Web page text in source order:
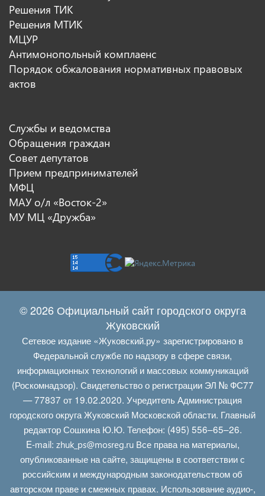
Решения ТИК
Решения МТИК
МЦУР
Антимонопольный комплаенс
Порядок обжалования нормативных правовых
актов
Службы и ведомства
Обращения граждан
Совет депутатов
Прием предпринимателей
МФЦ
МАУ о/л «Восток-2»
МУ МЦ «Дружба»
© 2026 Официальный сайт городского округа
Жуковский
Сетевое издание «Жуковский.ру» зарегистрировано в
Федеральной службе по надзору в сфере связи,
информационных технологий и массовых коммуникаций
(Роскомнадзор). Свидетельство о регистрации ЭЛ № ФС77
— 77837 от 19.02.2020. Учредитель Администрация
городского округа Жуковский Московской области. Главный
редактор Сошкина Ю.Ю. Телефон: (495) 556–65–26.
E‑mail: zhuk_ps@mosreg.ruВсе права на материалы,
опубликованные на сайте, защищены в соответствии с
российским и международным законодательством об
авторском праве и смежных правах. Использование аудио-,